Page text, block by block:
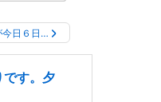
今日６日…
です。夕